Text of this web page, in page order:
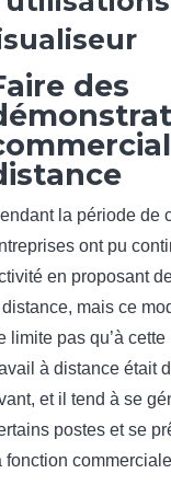
des
la période de
ont pu
en proposant
mais ce
limite pas qu’à
à distance était
et il tend à se
postes et se
fonction